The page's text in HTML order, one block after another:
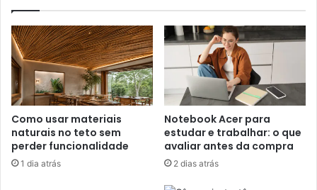
Como usar materiais
naturais no teto sem
perder funcionalidade
1 dia atrás
Notebook Acer para
estudar e trabalhar: o que
avaliar antes da compra
2 dias atrás